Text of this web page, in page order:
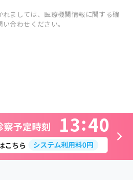
ましては、医療機関情報に関する確
合わせください。
13 40